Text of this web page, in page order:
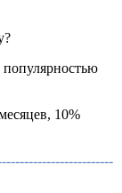
популярностью
10%